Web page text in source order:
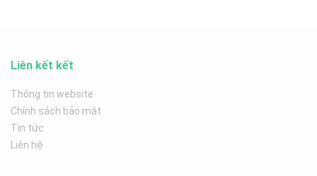
Liên kết kết
Thông tin website
Chính sách bảo mật
Tin tức
Liên hệ